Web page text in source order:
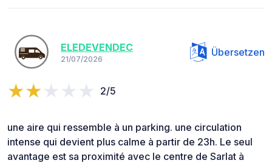
ELEDEVENDEC
21/07/2026
Übersetzen
2/5
une aire qui ressemble à un parking. une circulation
intense qui devient plus calme à partir de 23h. Le seul
avantage est sa proximité avec le centre de Sarlat à